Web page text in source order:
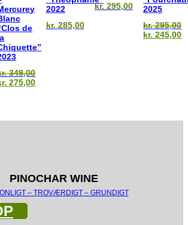
de
349,00
349,00.
275,00Den
kr. 275,00.
2022
kr. 285,00
kr. 295,00
2025
kr.295,00
Den
kr. 245,00
PINOCHAR WINE
– TROVÆRDIGT – GRUNDIGT